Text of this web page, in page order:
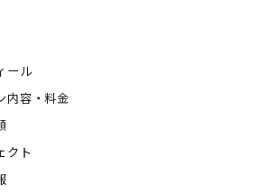
ール
内容・料金
クト